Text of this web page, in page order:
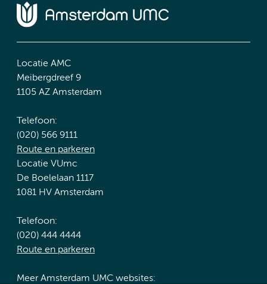
Locatie AMC
Meibergdreef 9
1105 AZ Amsterdam
Telefoon:
(020) 566 9111
Route en parkeren
Locatie VUmc
De Boelelaan 1117
1081 HV Amsterdam
Telefoon:
(020) 444 4444
Route en parkeren
Meer Amsterdam UMC websites: